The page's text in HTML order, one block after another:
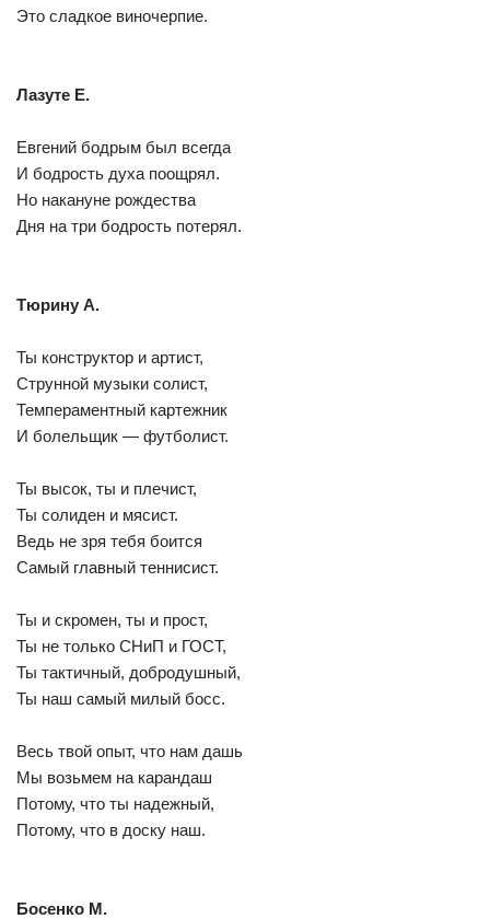
Это сладкое виночерпие.
Лазуте Е.
Евгений бодрым был всегда
И бодрость духа поощрял.
Но накануне рождества
Дня на три бодрость потерял.
Тюрину А.
Ты конструктор и артист,
Струнной музыки солист,
Темпераментный картежник
И болельщик — футболист.
Ты высок, ты и плечист,
Ты солиден и мясист.
Ведь не зря тебя боится
Самый главный теннисист.
Ты и скромен, ты и прост,
Ты не только СНиП и ГОСТ,
Ты тактичный, добродушный,
Ты наш самый милый босс.
Весь твой опыт, что нам дашь
Мы возьмем на карандаш
Потому, что ты надежный,
Потому, что в доску наш.
Босенко М.